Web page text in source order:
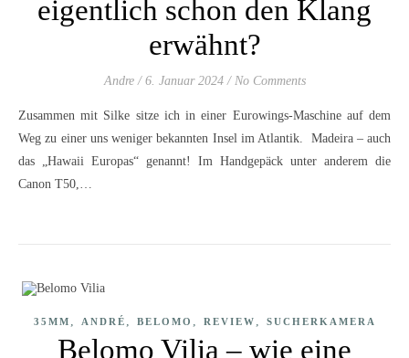
eigentlich schon den Klang
erwähnt?
Andre / 6. Januar 2024 / No Comments
Zusammen mit Silke sitze ich in einer Eurowings-Maschine auf dem
Weg zu einer uns weniger bekannten Insel im Atlantik. Madeira – auch
das „Hawaii Europas“ genannt! Im Handgepäck unter anderem die
Canon T50,…
35MM , ANDRÉ , BELOMO , REVIEW , SUCHERKAMERA
Belomo Vilia – wie eine